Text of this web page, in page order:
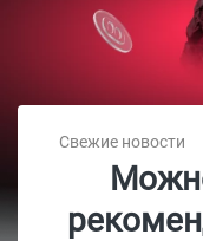
Свежие новости